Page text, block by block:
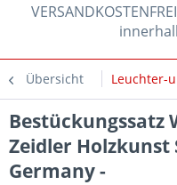
Übersicht Leuchter-
Bestückungssatz
Zeidler Holzkunst
Germany -